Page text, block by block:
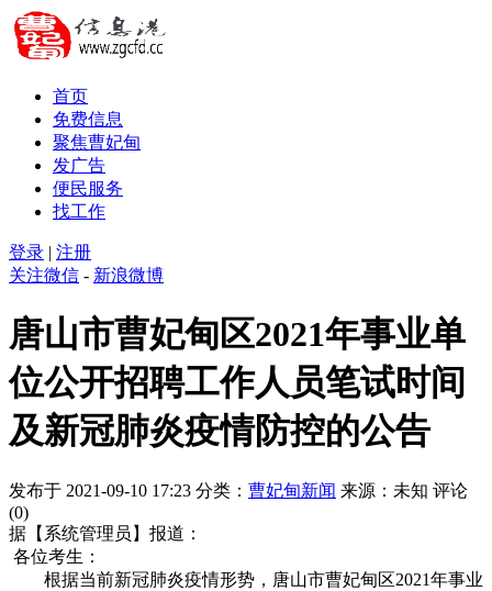
首页
免费信息
聚焦曹妃甸
发广告
便民服务
找工作
登录 | 注册
关注微信 - 新浪微博
唐山市曹妃甸区2021年事业单
位公开招聘工作人员笔试时间
及新冠肺炎疫情防控的公告
发布于 2021-09-10 17:23 分类： 曹妃甸新闻 来源：未知 评论
(0)
据【系统管理员】报道：
各位考生：
根据当前新冠肺炎疫情形势，唐山市曹妃甸区2021年事业